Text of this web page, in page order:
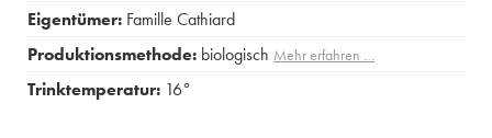
Eigentümer: Famille Cathiard
Produktionsmethode: biologisch Mehr erfahren …
Trinktemperatur: 16°